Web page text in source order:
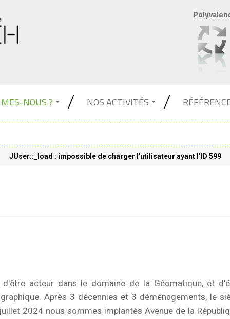
NOUS ? NOS ACTIVITÉS
JUser::_load : impossible de charger l'utilisateur ayant l'ID 599
acteur dans le domaine de la Géomatique, et
Après 3 décennies et 3 déménagements, le
2024 nous sommes implantés Avenue de la